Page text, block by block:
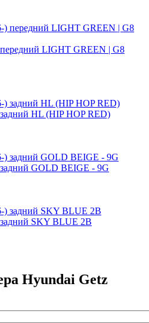
LIGHT GREEN | G8
HL (HIP HOP RED)
GOLD BEIGE - 9G
SKY BLUE 2B
Hyundai Getz